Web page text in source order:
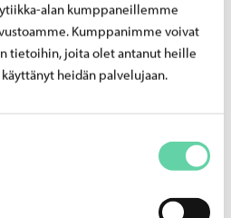
alan kumppaneillemme
Kumppanimme voivat
tietoihin, joita olet antanut heille
heidän palvelujaan.